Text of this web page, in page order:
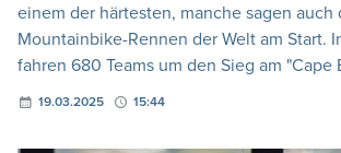
einem der härtesten, manche sagen auch
Mountainbike-Rennen der Welt am Start.
fahren 680 Teams um den Sieg am "Cape
19.03.2025 15:44